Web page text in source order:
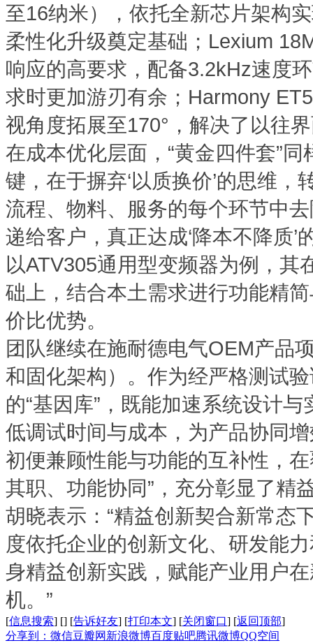
至16纳米），依托全新芯片架构
柔性化升级奠定基础；Lexium
响应的高要求，配备3.2kHz速度
求时更加游刃有余；Harmony
视角度拓展至170°，解决了以往
在成本优化层面，“黄金四件套”
键，在于摒弃‘以质换价’的思维
流程、物料、服务的每个环节中
递给客户，真正达成‘降本不降质’
以ATV305通用型变频器为例，其
础上，结合本土需求进行功能精
价比优势。
团队继续在施耐德电气OEM产品
和固化架构）。作为经严格测试
的“基因库”，既能加速系统设计
低调试时间与成本，为产品协同
初便兼顾性能与功能的互补性，
其职、功能协同”，充分彰显了精
胡晓表示：“精益创新契合新常态
度依托企业的创新文化、研发能
身精益创新实践，赋能产业用户
机。”
[信息搜索] [] [告诉好友] [打印本文] [关闭窗口] [返回顶部]
分享到： 微信豆瓣网 新浪微博百度贴吧腾讯微博QQ空间